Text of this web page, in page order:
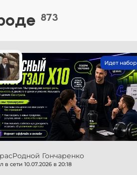
873
Идет набор
Гончаренко
в сети 10.07.2026 в 20:18